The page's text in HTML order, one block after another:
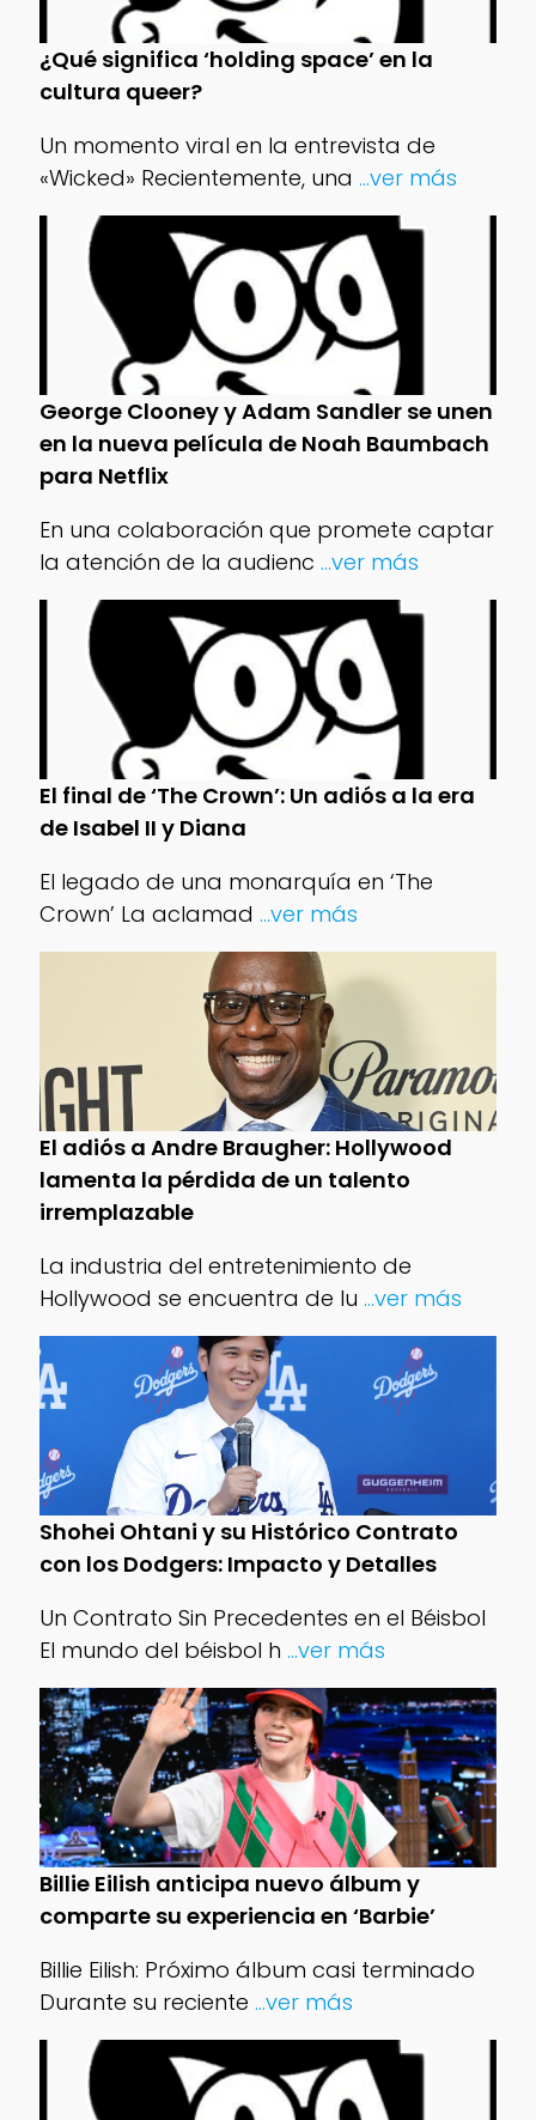
¿Qué significa ‘holding space’ en la
cultura queer?
Un momento viral en la entrevista de
«Wicked» Recientemente, una ...ver más
George Clooney y Adam Sandler se unen
en la nueva película de Noah Baumbach
para Netflix
En una colaboración que promete captar
la atención de la audienc ...ver más
El final de ‘The Crown’: Un adiós a la era
de Isabel II y Diana
El legado de una monarquía en ‘The
Crown’ La aclamad ...ver más
El adiós a Andre Braugher: Hollywood
lamenta la pérdida de un talento
irremplazable
La industria del entretenimiento de
Hollywood se encuentra de lu ...ver más
Shohei Ohtani y su Histórico Contrato
con los Dodgers: Impacto y Detalles
Un Contrato Sin Precedentes en el Béisbol
El mundo del béisbol h ...ver más
Billie Eilish anticipa nuevo álbum y
comparte su experiencia en ‘Barbie’
Billie Eilish: Próximo álbum casi terminado
Durante su reciente ...ver más